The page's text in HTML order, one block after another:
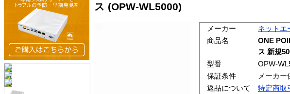
ス (OPW-WL5000)
メーカー
ネットエ
商品名
ONE
ス 新規
型番
OPW-
保証条件
メーカー
返品について
特定商取